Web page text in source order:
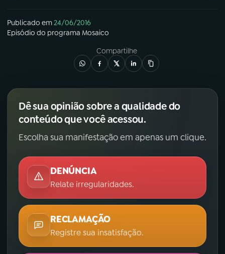
Publicado em24/06/2016
Episódio do programa Mosaico
Compartilhe
Dê sua opinião sobre a qualidade do
conteúdo que você acessou.
Escolha sua manifestação em apenas um clique.
DENÚNCIA
Relate irregularidades.
RECLAMAÇÃO
Registre sua insatisfação.